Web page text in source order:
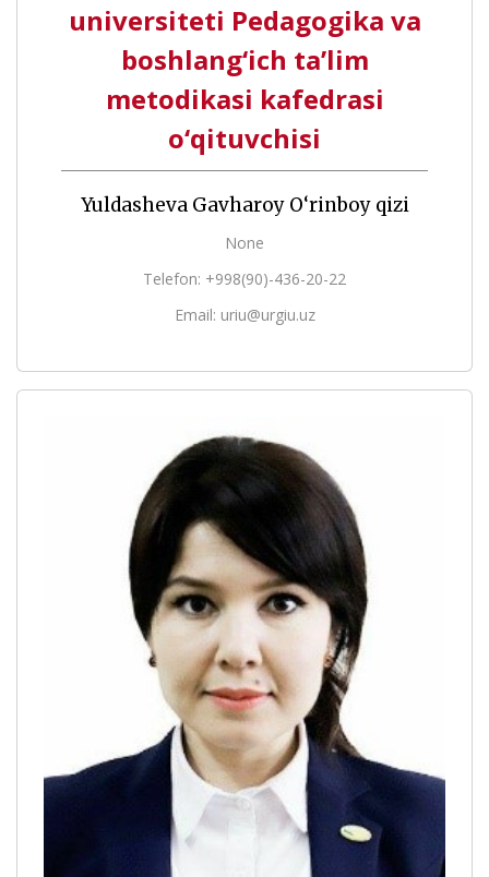
universiteti Pedagogika va
boshlang‘ich ta’lim
metodikasi kafedrasi
o‘qituvchisi
Yuldasheva Gavharoy O‘rinboy qizi
None
Telefon: +998(90)-436-20-22
Email: uriu@urgiu.uz